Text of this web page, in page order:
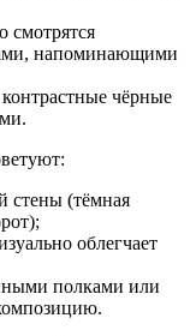
смотрятся
напоминающими
чёрные
стены (тёмная
облегчает
полками или